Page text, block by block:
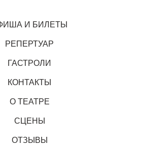
И БИЛЕТЫ
РЕПЕРТУАР
ГАСТРОЛИ
КОНТАКТЫ
О ТЕАТРЕ
СЦЕНЫ
ОТЗЫВЫ